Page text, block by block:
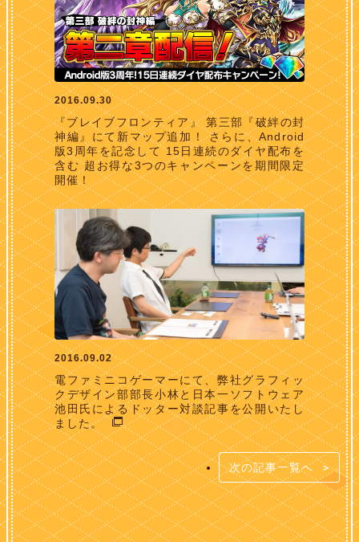
2016.09.30
『ブレイブフロンティア』 第三部『破絆の封
神編』にて新マップ追加！ さらに、Android
版3周年を記念して 15日連続のダイヤ配布を
含む 超お得な3つのキャンペーンを期間限定
開催！
2016.09.02
電ファミニコゲーマーにて、弊社グラフィッ
クデザイン部部長小林と日本一ソフトウェア
池田氏によるドッター対談記事を公開いたし
ました。
次の記事一覧へ